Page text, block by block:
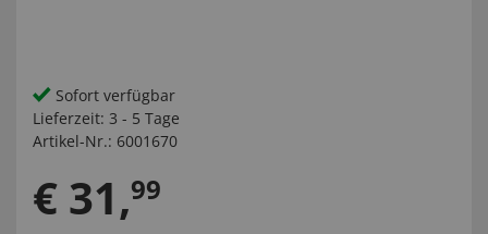
Sofort verfügbar
Lieferzeit: 3 - 5 Tage
Artikel-Nr.: 6001670
€ 31,99